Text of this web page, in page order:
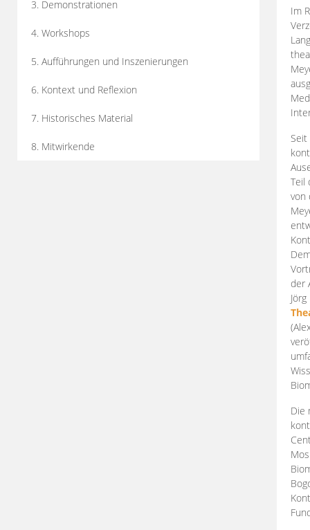
3. Demonstrationen
4. Workshops
5. Aufführungen und Inszenierungen
6. Kontext und Reflexion
7. Historisches Material
8. Mitwirkende
Im
Teil
von
der
Die